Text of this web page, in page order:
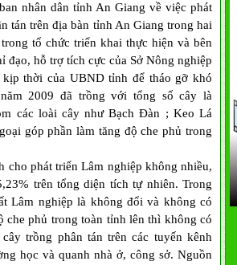
nhân dân tỉnh An Giang về việc phát
tán trên địa bàn tỉnh An Giang trong hai
tổ chức triển khai thực hiện và bên
đạo, hỗ trợ tích cực của Sở Nông nghiệp
thời của UBND tỉnh để tháo gỡ khó
2009 đã trồng với tổng số cây là
các loài cây như Bạch Đàn ; Keo Lá
góp phần làm tăng độ che phủ trong
phát triển Lâm nghiệp không nhiều,
trên tổng diện tích tự nhiên. Trong
Lâm nghiệp là không đổi và không có
che phủ trong toàn tỉnh lên thì không có
trồng phân tán trên các tuyến kênh
học và quanh nhà ở, công sở. Nguồn